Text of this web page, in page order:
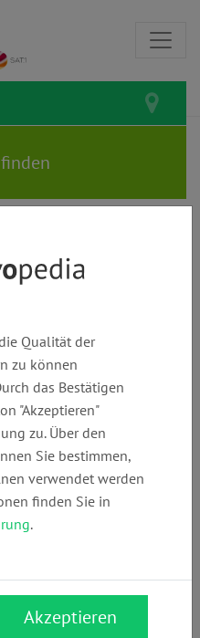
|
www.anwaeltin-
lehne.de
Qualität der
zu können
das Bestätigen
"Akzeptieren"
zu. Über den
Sie bestimmen,
verwendet werden
finden Sie in
.
Akzeptieren